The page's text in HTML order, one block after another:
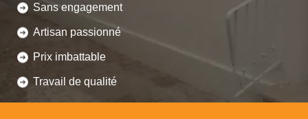
Sans engagement
Artisan passionné
Prix imbattable
Travail de qualité